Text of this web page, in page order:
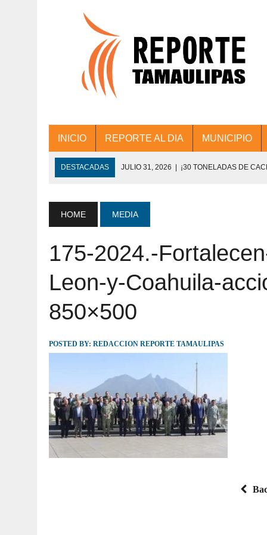
INICIO REPORTE AL DIA MUNICIPIO
DESTACADAS JULIO 31, 2026 | ¡30 TONELADAS DE
JULIO 30, 2026 | 💧🚰 ¡AGUA PARA LA COMUNIDAD!
JULIO 30, 2026 | ¡TRABAJO EN EQUIPO Y RESULTADOS!
JULIO 30, 2026 | TAMAULIPAS TE INVITA A DESCUBRIR EL
HOME MEDIA
175-2024.-
Leon-y-Coahuila-
850×500
POSTED BY: REDACCION REPORTE TAMAULIPAS